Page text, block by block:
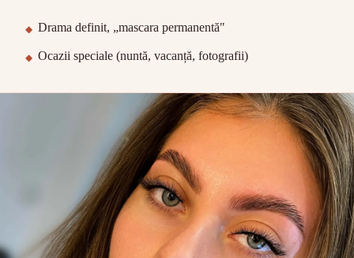
Drama definit, „mascara permanentă"
Ocazii speciale (nuntă, vacanță, fotografii)